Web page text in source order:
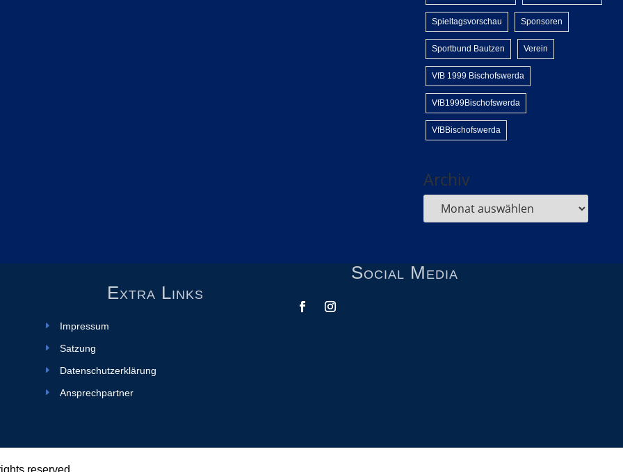
Spieltagsvorschau Sponsoren
Sportbund Bautzen Verein
VfB 1999 Bischofswerda
VfB1999Bischofswerda
VfBBischofswerda
Archiv
Extra Links
Impressum
Satzung
Datenschutzerklärung
Ansprechpartner
Social Media
reserved.